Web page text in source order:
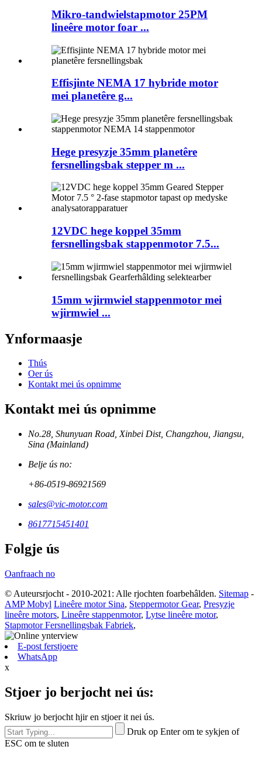
Mikro-tandwielstapmotor 25PM
lineêre motor foar ...
Effisjinte NEMA 17 hybride motor
mei planetêre g...
Hege presyzje 35mm planetêre
fersnellingsbak stepper m ...
12VDC hege koppel 35mm
fersnellingsbak stappenmotor 7.5...
15mm wjirmwiel stappenmotor mei
wjirmwiel ...
Ynformaasje
Thús
Oer ús
Kontakt mei ús opnimme
Kontakt mei ús opnimme
No.28, Shunyuan Road, Xinbei Dist, Changzhou, Jiangsu,
Sina (Mainland)
Belje ús no:
+86-0519-86921569
sales@vic-motor.com
8617715451401
Folgje ús
Oanfraach no
© Auteursrjocht - 2010-2021: Alle rjochten foarbehâlden. Sitemap -
AMP Mobyl Lineêre motor Sina, Steppermotor Gear, Presyzje
lineêre motors, Lineêre stappenmotor, Lytse lineêre motor,
Stapmotor Fersnellingsbak Fabriek,
E-post ferstjoere
WhatsApp
x
Stjoer jo berjocht nei ús:
Skriuw jo berjocht hjir en stjoer it nei ús.
Druk op Enter om te sykjen of
ESC om te sluten